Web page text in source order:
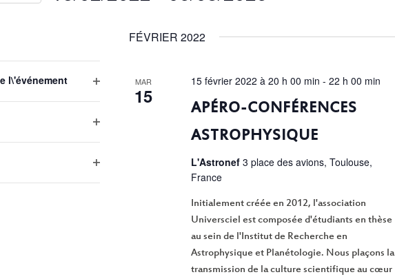
l\'événement
FÉVRIER 2022
MAR
15
15 février 2022 à 20 h 00 min - 22 h 00 min
APÉRO-CONFÉRENCES
ASTROPHYSIQUE
L'Astronef 3 place des avions, Toulouse,
France
Initialement créée en 2012, l'association
Universciel est composée d'étudiants en thèse
au sein de l'Institut de Recherche en
Astrophysique et Planétologie. Nous plaçons la
transmission de la culture scientifique au cœur